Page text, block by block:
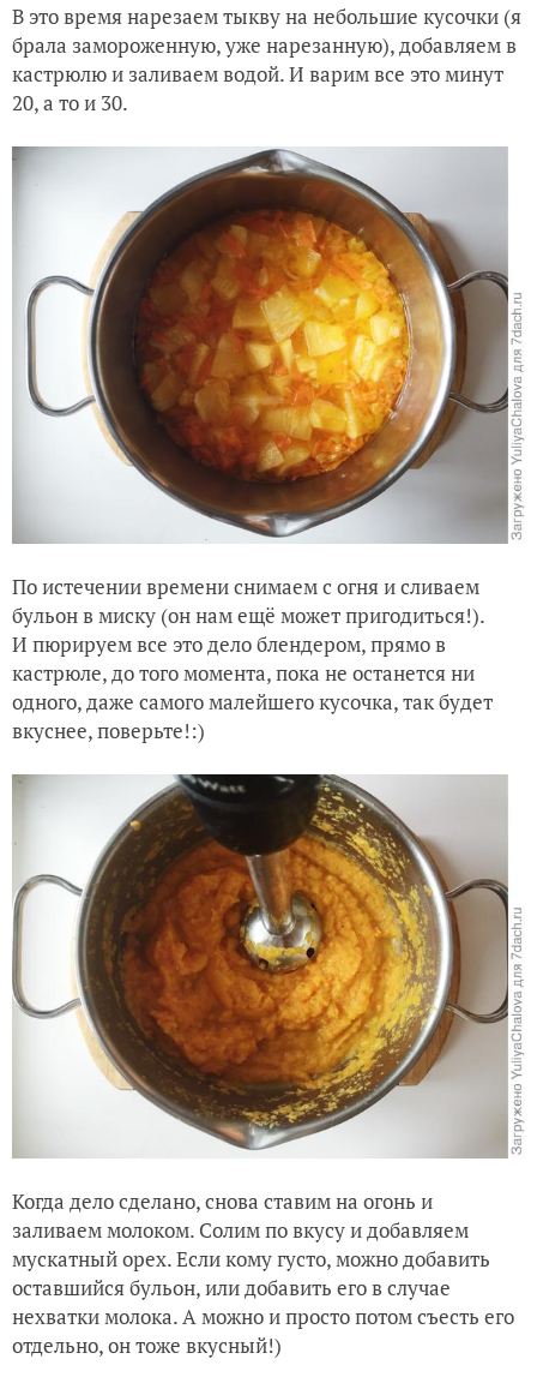
В это время нарезаем тыкву на небольшие кусочки (я
брала замороженную, уже нарезанную), добавляем в
кастрюлю и заливаем водой. И варим все это минут
20, а то и 30.
По истечении времени снимаем с огня и сливаем
бульон в миску (он нам ещё может пригодиться!).
И пюрируем все это дело блендером, прямо в
кастрюле, до того момента, пока не останется ни
одного, даже самого малейшего кусочка, так будет
вкуснее, поверьте!:)
Когда дело сделано, снова ставим на огонь и
заливаем молоком. Солим по вкусу и добавляем
мускатный орех. Если кому густо, можно добавить
оставшийся бульон, или добавить его в случае
нехватки молока. А можно и просто потом съесть его
отдельно, он тоже вкусный!)